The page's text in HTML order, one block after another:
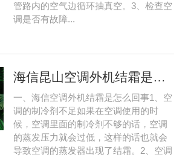
管路内的空气边循环抽真空。3、检查空
调是否有故障...
海信昆山空调外机结霜是怎么回事
一、海信空调外机结霜是怎么回事1、空
调的制冷剂不足如果在空调使用的时
候，空调里面的制冷剂不够的话，空调
的蒸发压力就会过低，这样的话也就会
导致空调的蒸发器出现了结霜。2、空调